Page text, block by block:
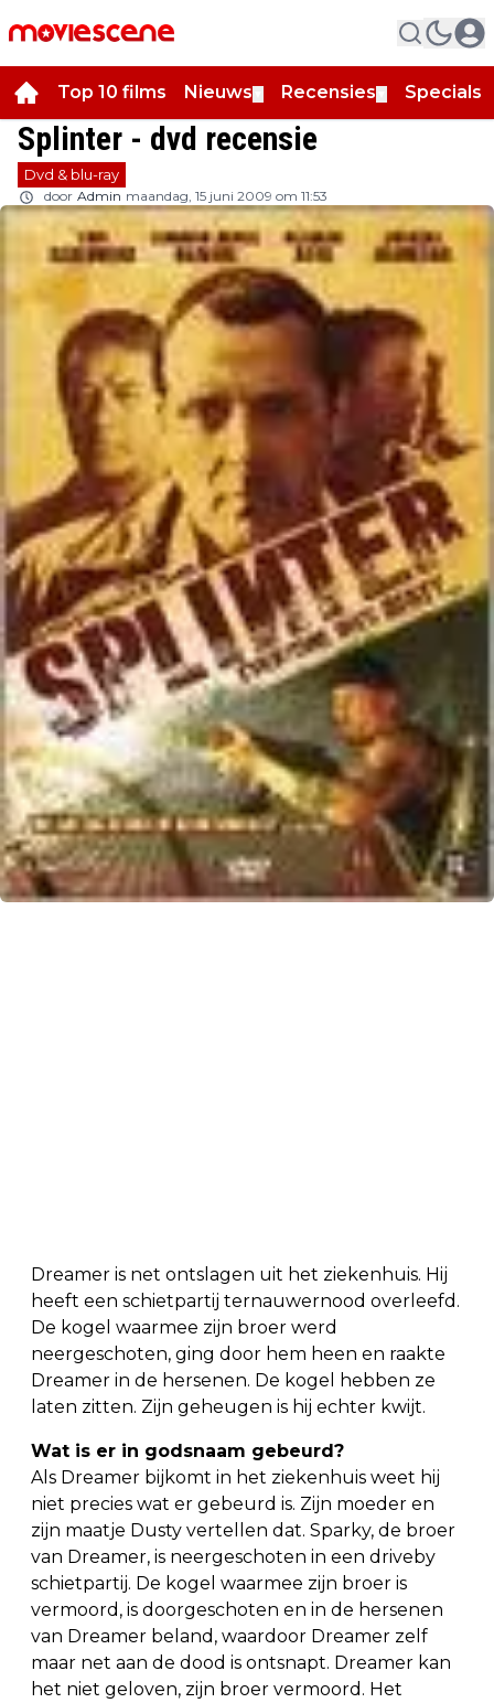
Top 10 films Nieuws Recensies Specials
Splinter - dvd recensie
Dvd & blu-ray
door Admin maandag, 15 juni 2009 om 11:53
Dreamer is net ontslagen uit het ziekenhuis. Hij
heeft een schietpartij ternauwernood overleefd.
De kogel waarmee zijn broer werd
neergeschoten, ging door hem heen en raakte
Dreamer in de hersenen. De kogel hebben ze
laten zitten. Zijn geheugen is hij echter kwijt.
Wat is er in godsnaam gebeurd?
Als Dreamer bijkomt in het ziekenhuis weet hij
niet precies wat er gebeurd is. Zijn moeder en
zijn maatje Dusty vertellen dat. Sparky, de broer
van Dreamer, is neergeschoten in een driveby
schietpartij. De kogel waarmee zijn broer is
vermoord, is doorgeschoten en in de hersenen
van Dreamer beland, waardoor Dreamer zelf
maar net aan de dood is ontsnapt. Dreamer kan
het niet geloven, zijn broer vermoord. Het